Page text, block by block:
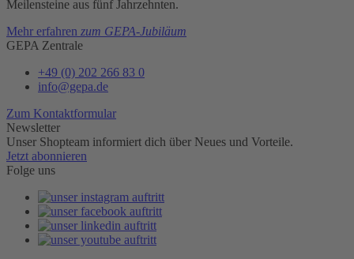
Meilensteine aus fünf Jahrzehnten.
Mehr erfahren zum GEPA-Jubiläum
GEPA Zentrale
+49 (0) 202 266 83 0
info@gepa.de
Zum Kontaktformular
Newsletter
Unser Shopteam informiert dich über Neues und Vorteile.
Jetzt abonnieren
Folge uns